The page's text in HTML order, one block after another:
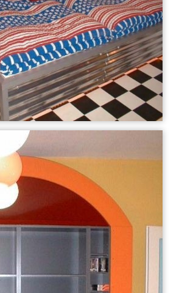
Die "Ranch...